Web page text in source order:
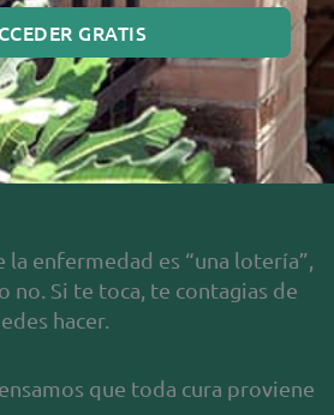
GRATIS
la enfermedad es “una lotería”,
no. Si te toca, te contagias de
hacer.
que toda cura proviene